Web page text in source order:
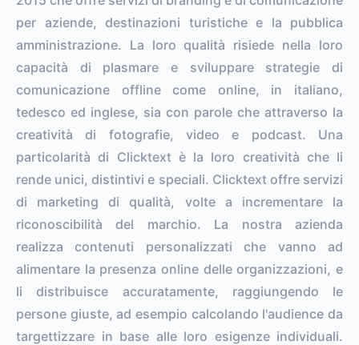
per aziende, destinazioni turistiche e la pubblica
amministrazione. La loro qualità risiede nella loro
capacità di plasmare e sviluppare strategie di
comunicazione offline come online, in italiano,
tedesco ed inglese, sia con parole che attraverso la
creatività di fotografie, video e podcast. Una
particolarità di Clicktext è la loro creatività che li
rende unici, distintivi e speciali. Clicktext offre servizi
di marketing di qualità, volte a incrementare la
riconoscibilità del marchio. La nostra azienda
realizza contenuti personalizzati che vanno ad
alimentare la presenza online delle organizzazioni, e
li distribuisce accuratamente, raggiungendo le
persone giuste, ad esempio calcolando l'audience da
targettizzare in base alle loro esigenze individuali.